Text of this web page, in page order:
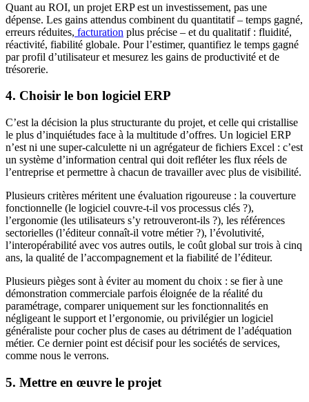
Quant au ROI, un projet ERP est un investissement, pas une
dépense. Les gains attendus combinent du quantitatif – temps gagné,
erreurs réduites, facturation plus précise – et du qualitatif : fluidité,
réactivité, fiabilité globale. Pour l’estimer, quantifiez le temps gagné
par profil d’utilisateur et mesurez les gains de productivité et de
trésorerie.
4. Choisir le bon logiciel ERP
C’est la décision la plus structurante du projet, et celle qui cristallise
le plus d’inquiétudes face à la multitude d’offres. Un logiciel ERP
n’est ni une super-calculette ni un agrégateur de fichiers Excel : c’est
un système d’information central qui doit refléter les flux réels de
l’entreprise et permettre à chacun de travailler avec plus de visibilité.
Plusieurs critères méritent une évaluation rigoureuse : la couverture
fonctionnelle (le logiciel couvre-t-il vos processus clés ?),
l’ergonomie (les utilisateurs s’y retrouveront-ils ?), les références
sectorielles (l’éditeur connaît-il votre métier ?), l’évolutivité,
l’interopérabilité avec vos autres outils, le coût global sur trois à cinq
ans, la qualité de l’accompagnement et la fiabilité de l’éditeur.
Plusieurs pièges sont à éviter au moment du choix : se fier à une
démonstration commerciale parfois éloignée de la réalité du
paramétrage, comparer uniquement sur les fonctionnalités en
négligeant le support et l’ergonomie, ou privilégier un logiciel
généraliste pour cocher plus de cases au détriment de l’adéquation
métier. Ce dernier point est décisif pour les sociétés de services,
comme nous le verrons.
5. Mettre en œuvre le projet